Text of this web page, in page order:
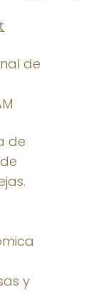
de
de
y